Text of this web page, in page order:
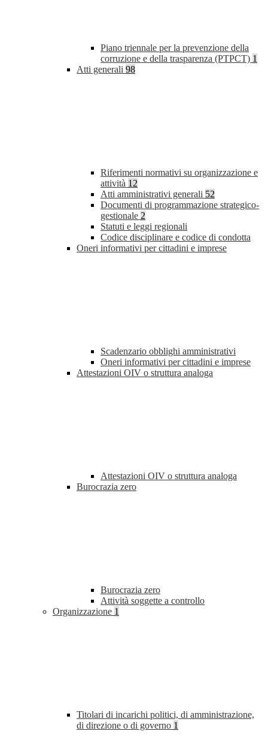
Piano triennale per la prevenzione della
corruzione e della trasparenza (PTPCT) 1
Atti generali 98
Riferimenti normativi su organizzazione e
attività 12
Atti amministrativi generali 52
Documenti di programmazione strategico-
gestionale 2
Statuti e leggi regionali
Codice disciplinare e codice di condotta
Oneri informativi per cittadini e imprese
Scadenzario obblighi amministrativi
Oneri informativi per cittadini e imprese
Attestazioni OIV o struttura analoga
Attestazioni OIV o struttura analoga
Burocrazia zero
Burocrazia zero
Attività soggette a controllo
Organizzazione 1
Titolari di incarichi politici, di amministrazione,
di direzione o di governo 1